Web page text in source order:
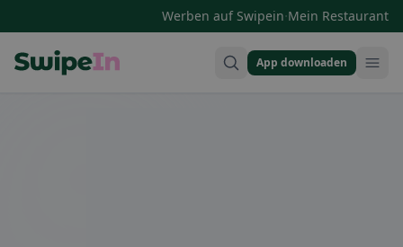
Werben auf Swipein·Mein Restaurant
App downloaden